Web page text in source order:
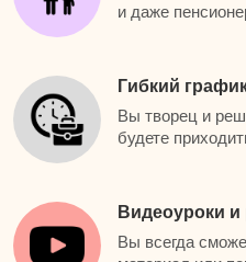
и даже
Гибкий
Вы творец и
будете
Видеоуроки
Вы всегда